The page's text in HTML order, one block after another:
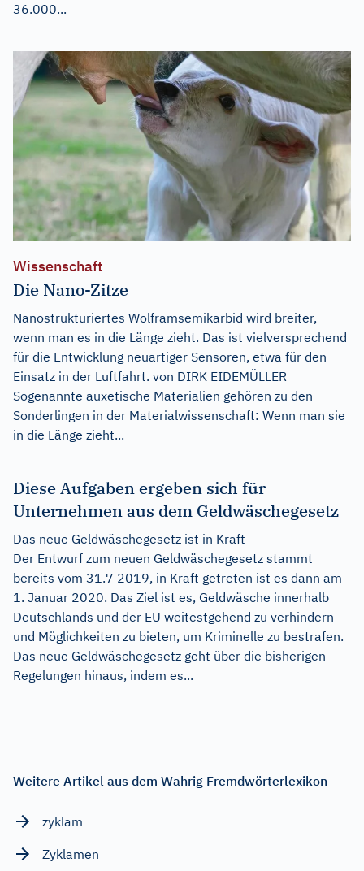
36.000...
Wissenschaft
Die Nano-Zitze
Nanostrukturiertes Wolframsemikarbid wird breiter,
wenn man es in die Länge zieht. Das ist vielversprechend
für die Entwicklung neuartiger Sensoren, etwa für den
Einsatz in der Luftfahrt. von DIRK EIDEMÜLLER
Sogenannte auxetische Materialien gehören zu den
Sonderlingen in der Materialwissenschaft: Wenn man sie
in die Länge zieht...
Diese Aufgaben ergeben sich für
Unternehmen aus dem Geldwäschegesetz
Das neue Geldwäschegesetz ist in Kraft
Der Entwurf zum neuen Geldwäschegesetz stammt
bereits vom 31.7 2019, in Kraft getreten ist es dann am
1. Januar 2020. Das Ziel ist es, Geldwäsche innerhalb
Deutschlands und der EU weitestgehend zu verhindern
und Möglichkeiten zu bieten, um Kriminelle zu bestrafen.
Das neue Geldwäschegesetz geht über die bisherigen
Regelungen hinaus, indem es...
Weitere Artikel aus dem Wahrig Fremdwörterlexikon
zyklam
Zyklamen